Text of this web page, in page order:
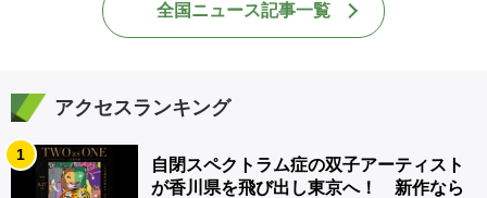
全国ニュース記事一覧
アクセスランキング
1
自閉スペクトラム症の双子アーティスト
が香川県を飛び出し東京へ！ 新作なら